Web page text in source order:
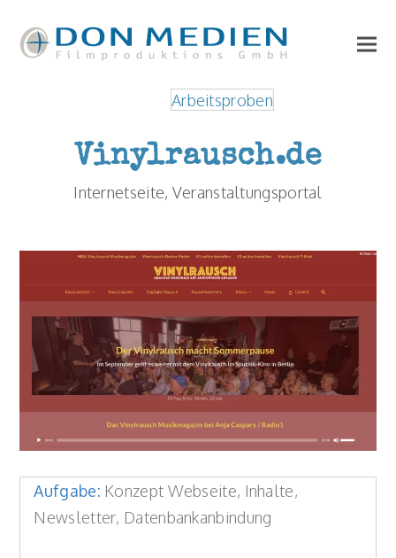
Vinylrausch.de
Internetseite, Veranstaltungsportal
Arbeitsproben
Aufgabe: Konzept Webseite, Inhalte,
Newsletter, Datenbankanbindung